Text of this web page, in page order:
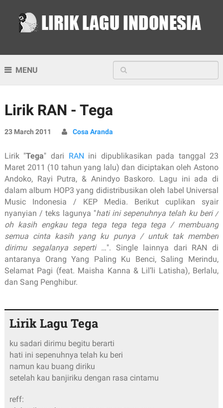
MENU
Lirik RAN - Tega
23 March 2011 Cosa Aranda
Lirik "Tega" dari RAN ini dipublikasikan pada tanggal 23
Maret 2011 (10 tahun yang lalu) dan diciptakan oleh Astono
Andoko, Rayi Putra, & Anindyo Baskoro. Lagu ini ada di
dalam album HOP3 yang didistribusikan oleh label Universal
Music Indonesia / KEP Media. Berikut cuplikan syair
nyanyian / teks lagunya "hati ini sepenuhnya telah ku beri /
oh kasih engkau tega tega tega tega tega / membuang
semua cinta kasih yang ku punya / untuk tak memberi
dirimu segalanya seperti …". Single lainnya dari RAN di
antaranya Orang Yang Paling Ku Benci, Saling Merindu,
Selamat Pagi (feat. Maisha Kanna & Lil’li Latisha), Berlalu,
dan Sang Penghibur.
Lirik Lagu Tega
ku sadari dirimu begitu berarti
hati ini sepenuhnya telah ku beri
namun kau buang diriku
setelah kau banjiriku dengan rasa cintamu
reff: